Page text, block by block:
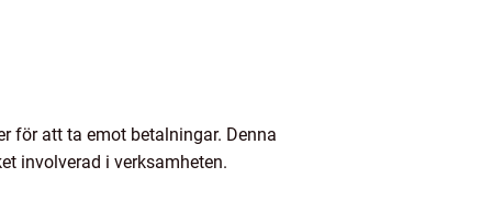
för att ta emot betalningar. Denna
involverad i verksamheten.